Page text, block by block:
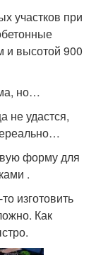
участков при
и высотой 900
но…
не удастся,
форму для
.
изготовить
Как